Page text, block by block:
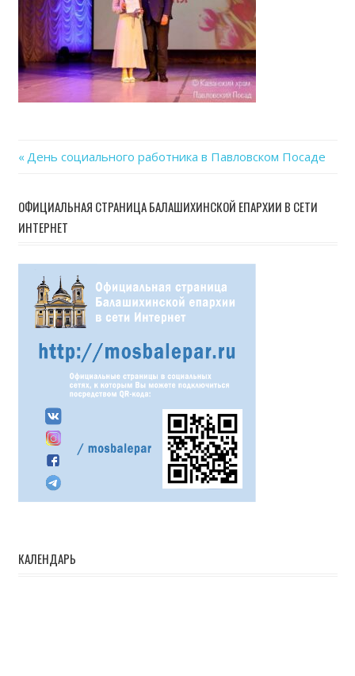
по
записям
Previous
День социального работника в Павловском Посаде
ОФИЦИАЛЬНАЯ СТРАНИЦА БАЛАШИХИНСКОЙ ЕПАРХИИ В СЕТИ
ИНТЕРНЕТ
КАЛЕНДАРЬ